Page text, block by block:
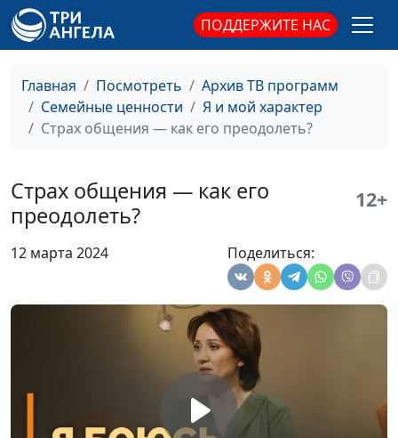
ПОДДЕРЖИТЕ НАС
Главная Посмотреть
Архив ТВ программ
Семейные ценности
Я и мой характер
Страх общения — как его преодолеть?
Страх общения — как его
преодолеть?
12+
12 марта 2024 Поделиться:
практический психолог
Как принять
какая она есть
Юлия Синицына, Алина
практический психолог
#309
Как достичь успеха
Юлия Синицына, Алина
Как научиться
говорить
комплименты
практический психолог
#307
Юлия Синицына, Алина
Караченцева,
практический психолог
#306
позиции жертвы
Юлия Синицына, Алина
Караченцева,
практический психолог